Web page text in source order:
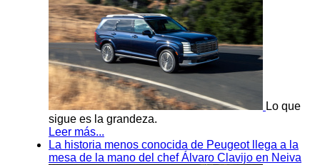
Lo que
sigue es la grandeza.
Leer más...
La historia menos conocida de Peugeot llega a la
mesa de la mano del chef Álvaro Clavijo en Neiva